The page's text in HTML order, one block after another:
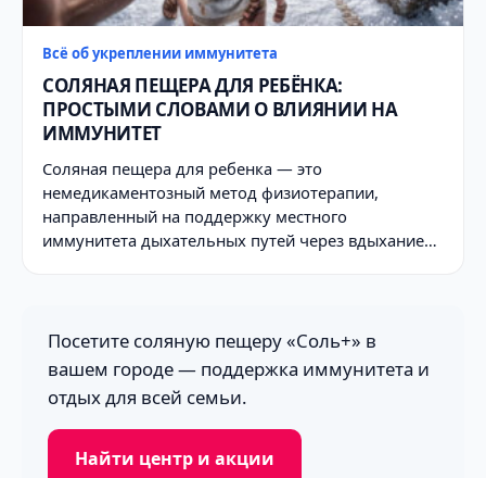
Всё об укреплении иммунитета
СОЛЯНАЯ ПЕЩЕРА ДЛЯ РЕБЁНКА:
ПРОСТЫМИ СЛОВАМИ О ВЛИЯНИИ НА
ИММУНИТЕТ
Соляная пещера для ребенка — это
немедикаментозный метод физиотерапии,
направленный на поддержку местного
иммунитета дыхательных путей через вдыхание…
Посетите соляную пещеру «Соль+» в
вашем городе — поддержка иммунитета и
отдых для всей семьи.
Найти центр и акции